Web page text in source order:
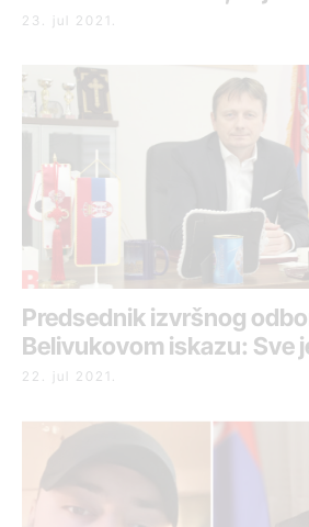
23. jul 2021.
Predsednik izvršnog
Belivukovom iskazu: Sve
22. jul 2021.